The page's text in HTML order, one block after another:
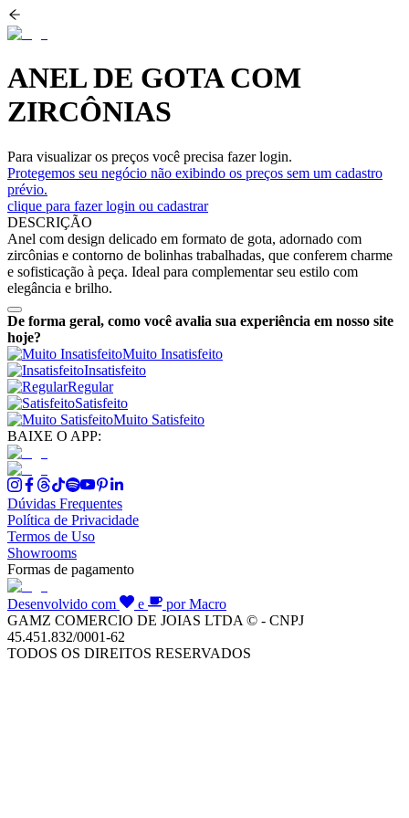
ANEL DE GOTA COM
ZIRCÔNIAS
Para visualizar os preços você precisa fazer login.
Protegemos seu negócio não exibindo os preços sem um cadastro
prévio.
clique para fazer login ou cadastrar
DESCRIÇÃO
Anel com design delicado em formato de gota, adornado com
zircônias e contorno de bolinhas trabalhadas, que conferem charme
e sofisticação à peça. Ideal para complementar seu estilo com
elegância e brilho.
De forma geral, como você avalia sua experiência em nosso site
hoje?
Muito Insatisfeito
Insatisfeito
Regular
Satisfeito
Muito Satisfeito
BAIXE O APP:
Dúvidas Frequentes
Política de Privacidade
Termos de Uso
Showrooms
Formas de pagamento
Desenvolvido com e
por Macro
GAMZ COMERCIO DE JOIAS LTDA © - CNPJ
45.451.832/0001-62
TODOS OS DIREITOS RESERVADOS